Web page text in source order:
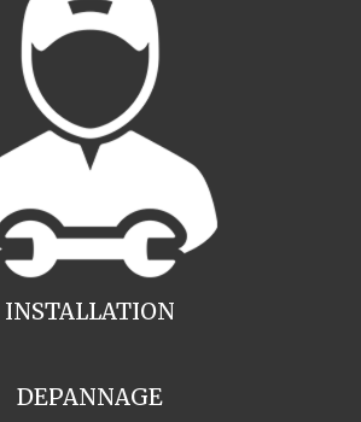
INSTALLATION
DEPANNAGE